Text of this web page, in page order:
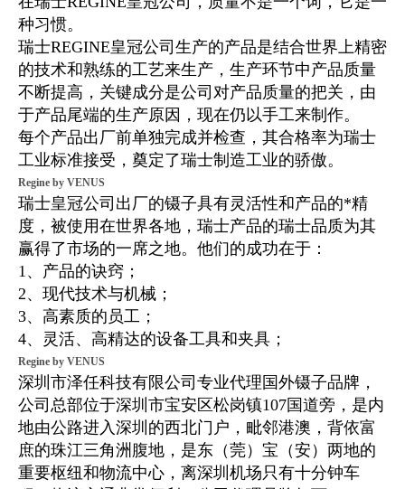
种习惯。
瑞士REGINE皇冠公司生产的产品是结合世界上精密
的技术和熟练的工艺来生产，生产环节中产品质量
不断提高，关键成分是公司对产品质量的把关，由
于产品尾端的生产原因，现在仍以手工来制作。
每个产品出厂前单独完成并检查，其合格率为瑞士
工业标准接受，奠定了瑞士制造工业的骄傲。
Regine by VENUS
瑞士皇冠公司出厂的镊子具有灵活性和产品的*精
度，被使用在世界各地，瑞士产品的瑞士品质为其
赢得了市场的一席之地。他们的成功在于：
1、产品的诀窍；
2、现代技术与机械；
3、高素质的员工；
4、灵活、高精达的设备工具和夹具；
Regine by VENUS
深圳市泽任科技有限公司专业代理国外镊子品牌，
公司总部位于深圳市宝安区松岗镇107国道旁，是内
地由公路进入深圳的西北门户，毗邻港澳，背依富
庶的珠江三角洲腹地，是东（莞）宝（安）两地的
重要枢纽和物流中心，离深圳机场只有十分钟车